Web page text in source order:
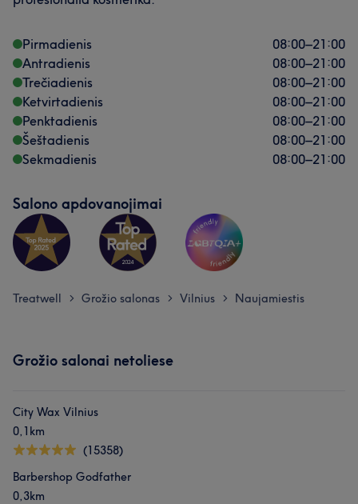
Pirmadienis 08:00–21:00
Antradienis
08:00–21:00
Trečiadienis
08:00–21:00
Ketvirtadienis
08:00–21:00
Penktadienis
08:00–21:00
Šeštadienis
08:00–21:00
Sekmadienis
08:00–21:00
Salono apdovanojimai
Treatwell > Grožio salonas > Vilnius > Naujamiestis
Grožio salonai netoliese
City Wax Vilnius
0,1km
(15358)
Barbershop Godfather
0,3km